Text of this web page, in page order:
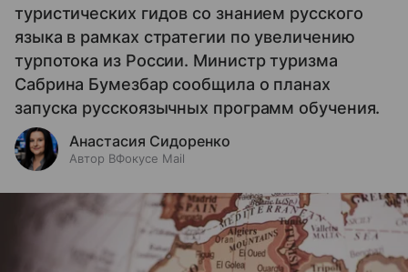
туристических гидов со знанием русского
языка в рамках стратегии по увеличению
турпотока из России. Министр туризма
Сабрина Бумезбар сообщила о планах
запуска русскоязычных программ обучения.
Анастасия Сидоренко
Автор ВФокусе Mail